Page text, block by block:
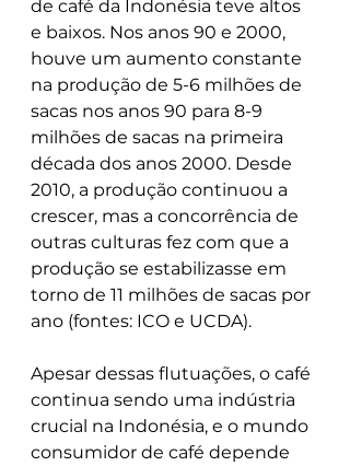
de café da Indonésia teve altos
e baixos. Nos anos 90 e 2000,
houve um aumento constante
na produção de 5-6 milhões de
sacas nos anos 90 para 8-9
milhões de sacas na primeira
década dos anos 2000. Desde
2010, a produção continuou a
crescer, mas a concorrência de
outras culturas fez com que a
produção se estabilizasse em
torno de 11 milhões de sacas por
ano (fontes: ICO e UCDA).
Apesar dessas flutuações, o café
continua sendo uma indústria
crucial na Indonésia, e o mundo
consumidor de café depende